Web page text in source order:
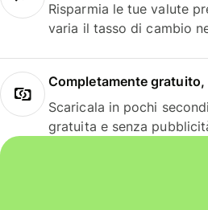
Risparmia le tue valute
varia il tasso di cambio
Completamente
Scaricala in pochi
gratuita e senza